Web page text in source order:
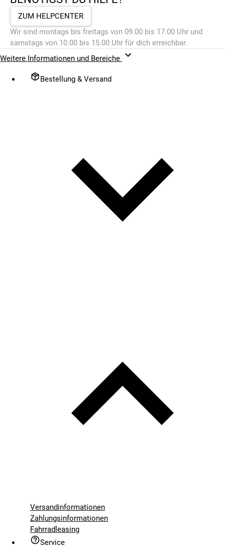
ZUM HELPCENTER
Wir sind montags bis freitags von 09.00 bis 17.00 Uhr und
samstags von 10.00 bis 15.00 Uhr für dich erreichbar.
Weitere Informationen und Bereiche
Bestellung & Versand
Versandinformationen
Zahlungsinformationen
Fahrradleasing
Service